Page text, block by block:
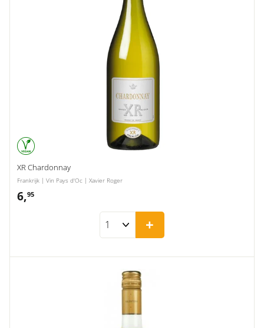
XR Chardonnay
Frankrijk | Vin Pays d'Oc | Xavier Roger
6,95
+